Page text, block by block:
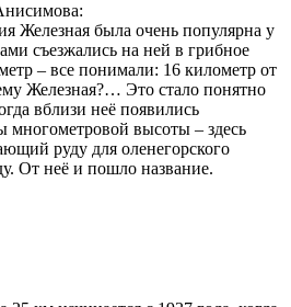
Железная была очень популярна у
съезжались на ней в грибное
– все понимали: 16 километр от
Железная?… Это стало понятно
вблизи неё появились
многометровой высоты – здесь
руду для оленегорского
От неё и пошло название.